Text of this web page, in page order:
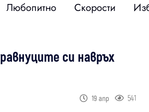
Любопитно Скорости
си навръх
19 апр 541